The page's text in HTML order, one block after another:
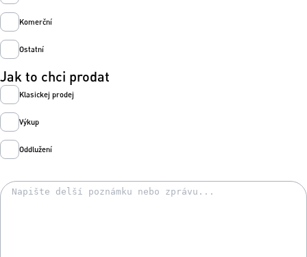
Komerční
Ostatní
Jak to chci prodat
Klasickej prodej
Výkup
Oddlužení